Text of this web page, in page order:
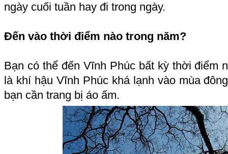
ngày cuối tuần hay đi trong ngày.
Đến vào thời điểm nào trong năm?
Bạn có thể đến Vĩnh Phúc bất kỳ thời điểm
là khí hậu Vĩnh Phúc khá lạnh vào mùa
bạn cần trang bị áo ấm.